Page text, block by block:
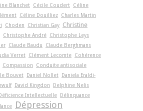
Blanchet Cécile Coudert Céline
Céline Douilliez Charles Martin
Choden Christian Gay Christine
Christophe André Christophe Leys
Claude Baudu
Claude Berghmans
Verret Clément Lecomte Cohérence
Compassion
Conduite antisociale
Bouvet Daniel Nollet
Daniela Eraldi-
David Kingdon
Delphine Nelis
Déficience Intellectuelle
Délinquance
Dépression